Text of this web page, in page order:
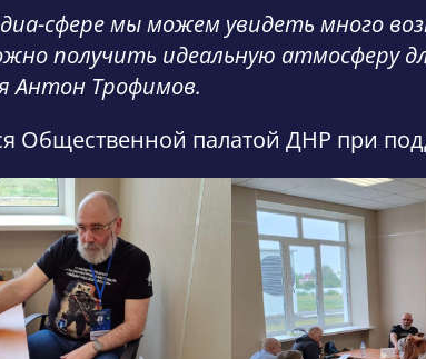
сфере мы можем увидеть много
получить идеальную атмосферу
Антон Трофимов.
Общественной палатой ДНР при